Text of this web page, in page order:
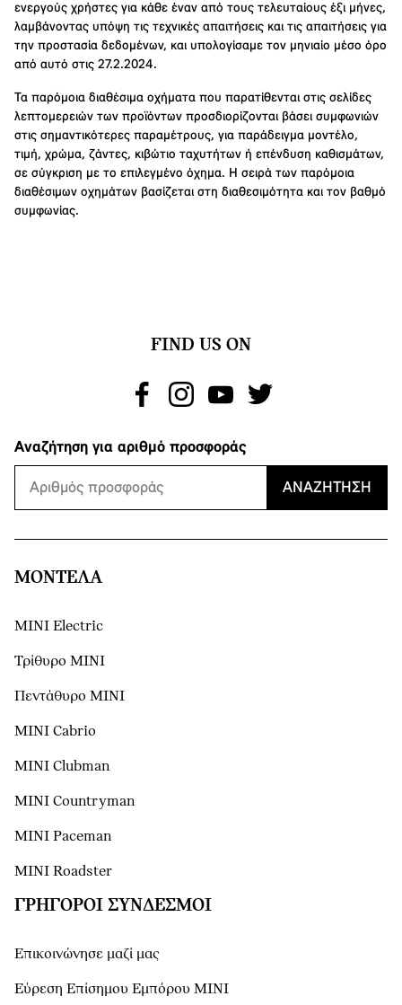
ενεργούς χρήστες για κάθε έναν από τους τελευταίους έξι μήνες,
λαμβάνοντας υπόψη τις τεχνικές απαιτήσεις και τις απαιτήσεις για
την προστασία δεδομένων, και υπολογίσαμε τον μηνιαίο μέσο όρο
από αυτό στις 27.2.2024.
Τα παρόμοια διαθέσιμα οχήματα που παρατίθενται στις σελίδες
λεπτομερειών των προϊόντων προσδιορίζονται βάσει συμφωνιών
στις σημαντικότερες παραμέτρους, για παράδειγμα μοντέλο,
τιμή, χρώμα, ζάντες, κιβώτιο ταχυτήτων ή επένδυση καθισμάτων,
σε σύγκριση με το επιλεγμένο όχημα. Η σειρά των παρόμοια
διαθέσιμων οχημάτων βασίζεται στη διαθεσιμότητα και τον βαθμό
συμφωνίας.
FIND US ON
Αναζήτηση για αριθμό προσφοράς
ΑΝΑΖΉΤΗΣΗ
ΜΟΝΤΕΛΑ
MINI Electric
Τρίθυρο MINI
Πεντάθυρο MINI
MINI Cabrio
MINI Clubman
MINI Countryman
MINI Paceman
MINI Roadster
ΓΡΉΓΟΡΟΙ ΣΎΝΔΕΣΜΟΙ
Επικοινώνησε μαζί μας
Εύρεση Επίσημου Εμπόρου ΜΙΝΙ